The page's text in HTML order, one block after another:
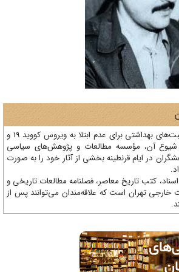
با توجه به نیاز به تداوم مراقبت‌های بهداشتی برای عدم ابتلا به ویروس کووید 19 و
آن، مؤسسه مطالعات و پژوهش‌های سیاسی
در ایام قرنطینه بخشی از آثار خود را به صورت
کتب تاریخ معاصر، فصلنامه‌ مطالعات تاریخی و
تهران است که علاقه‌مندان می‌توانند پس از